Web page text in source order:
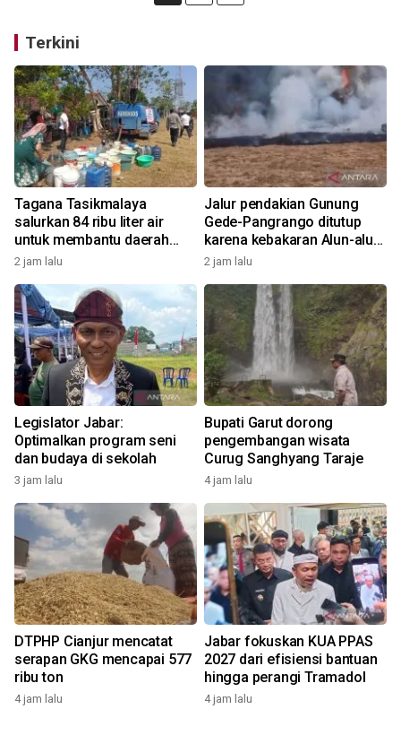
Terkini
Tagana Tasikmalaya
salurkan 84 ribu liter air
untuk membantu daerah
yang alami kekeringan
2 jam lalu
Jalur pendakian Gunung
Gede-Pangrango ditutup
karena kebakaran Alun-alun
Suryakancana
2 jam lalu
Legislator Jabar:
Optimalkan program seni
dan budaya di sekolah
3 jam lalu
Bupati Garut dorong
pengembangan wisata
Curug Sanghyang Taraje
4 jam lalu
DTPHP Cianjur mencatat
serapan GKG mencapai 577
ribu ton
4 jam lalu
Jabar fokuskan KUA PPAS
2027 dari efisiensi bantuan
hingga perangi Tramadol
4 jam lalu